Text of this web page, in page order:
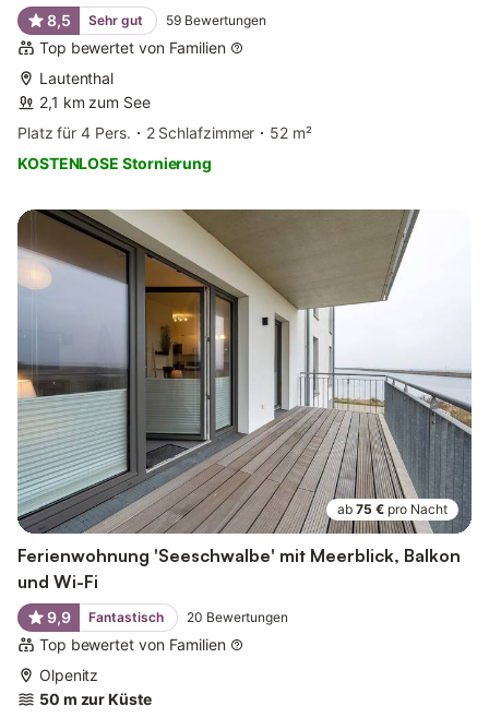
8,5 Sehr gut 59 Bewertungen
Top bewertet von Familien
Lautenthal
2,1 km zum See
Platz für 4 Pers.
2 Schlafzimmer
52 m²
KOSTENLOSE Stornierung
ab 75 € pro Nacht
Ferienwohnung 'Seeschwalbe' mit Meerblick, Balkon
und Wi-Fi
9,9 Fantastisch 20 Bewertungen
Top bewertet von Familien
Olpenitz
50 m zur Küste